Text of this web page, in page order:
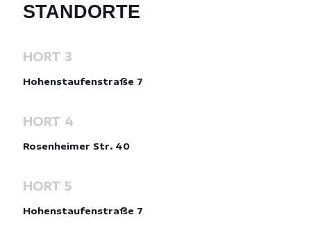
STANDORTE
HORT 3
Hohenstaufenstraße 7
HORT 4
Rosenheimer Str. 40
HORT 5
Hohenstaufenstraße 7